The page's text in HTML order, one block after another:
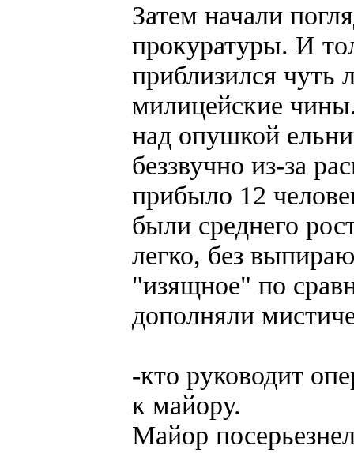
Затем начали
прокуратуры. И
приблизился чуть
милицейские
над опушкой
беззвучно из-за
прибыло 12
были среднего
легко, без
"изящное" по
дополняли
-кто руководит
к майору.
Майор